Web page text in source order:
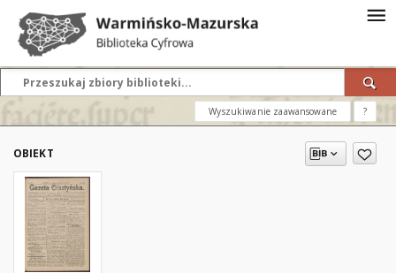
Wyszukiwanie zaawansowane ?
OBIEKT